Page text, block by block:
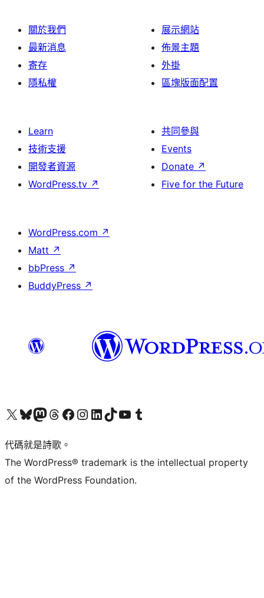
關於我們
最新消息
寄存
隱私權
展示網站
佈景主題
外掛
區塊版面配置
Learn
技術支援
開發者資源
WordPress.tv ↗
共同參與
Events
Donate ↗
Five for the Future
WordPress.com ↗
Matt ↗
bbPress ↗
BuddyPress ↗
Visit our X (formerly Twitter) account
Visit our Bluesky account
Visit our Mastodon account
Visit our Threads account
訪問我們的 Facebook 專頁Visit our Instagram account
Visit our LinkedIn account
Visit our TikTok account
Visit our YouTube channel
Visit our Tumblr account
代碼就是詩歌。
The WordPress® trademark is the intellectual property
of the WordPress Foundation.